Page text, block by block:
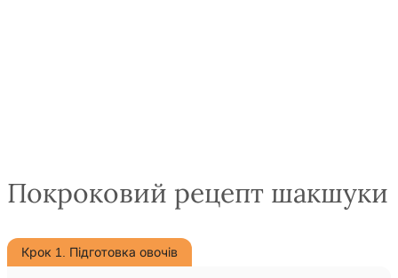
Покроковий рецепт шакшуки
Крок 1. Підготовка овочів